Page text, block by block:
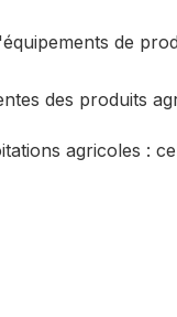
de
des produits
agricoles :